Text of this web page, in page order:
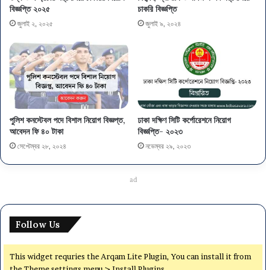
বিজ্ঞপ্তি ২০২৫
জুলাই ২, ২০২৫
চাকরি বিজ্ঞপ্তি
জুলাই ৯, ২০২৪
পুলিশ কনস্টেবল পদে বিশাল নিয়োগ বিজ্ঞপ্ত,
আবেদন ফি ৪০ টাকা
সেপ্টেম্বর ২৮, ২০২৪
ঢাকা দক্ষিণ সিটি কর্পোরেশনে নিয়োগ
বিজ্ঞপ্তি- ২০২৩
নভেম্বর ২৯, ২০২৩
ad
Follow Us
This widget requries the Arqam Lite Plugin, You can install it from